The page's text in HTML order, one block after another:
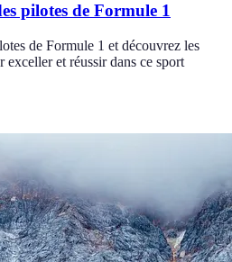
pilotes de Formule 1
de Formule 1 et découvrez les
exceller et réussir dans ce sport